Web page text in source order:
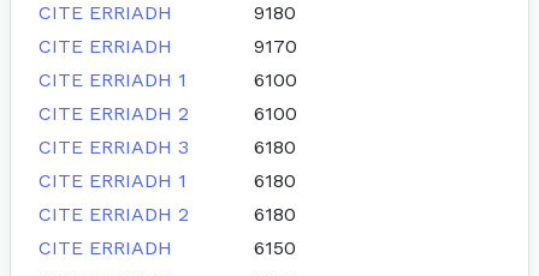
CITE ERRIADH
9180
CITE ERRIADH
9170
CITE ERRIADH 1
6100
CITE ERRIADH 2
6100
CITE ERRIADH 3
6180
CITE ERRIADH 1
6180
CITE ERRIADH 2
6180
CITE ERRIADH
6150